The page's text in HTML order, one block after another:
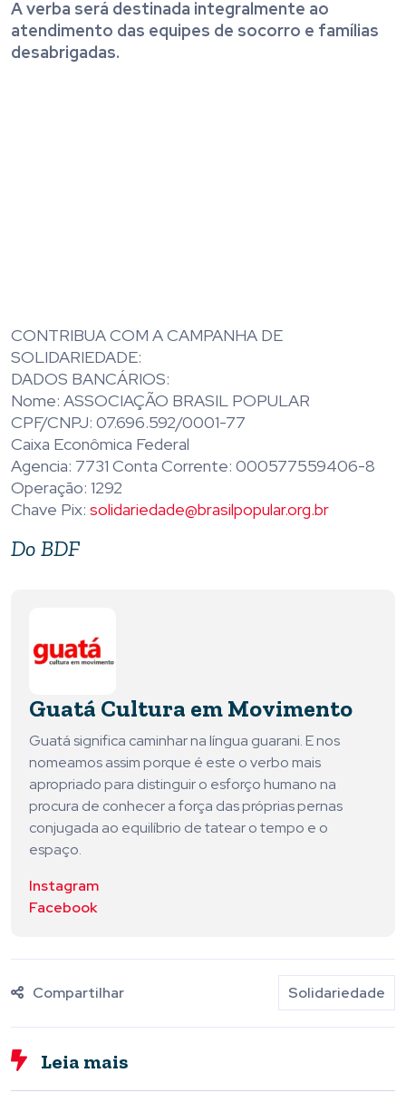
A verba será destinada integralmente ao
atendimento das equipes de socorro e famílias
desabrigadas.
CONTRIBUA COM A CAMPANHA DE
SOLIDARIEDADE:
DADOS BANCÁRIOS:
Nome: ASSOCIAÇÃO BRASIL POPULAR
CPF/CNPJ: 07.696.592/0001-77
Caixa Econômica Federal
Agencia: 7731 Conta Corrente: 000577559406-8
Operação: 1292
Chave Pix: solidariedade@brasilpopular.org.br
Do BDF
Guatá Cultura em Movimento
Guatá significa caminhar na língua guarani. E nos
nomeamos assim porque é este o verbo mais
apropriado para distinguir o esforço humano na
procura de conhecer a força das próprias pernas
conjugada ao equilíbrio de tatear o tempo e o
espaço.
Instagram
Facebook
Compartilhar Solidariedade
Leia mais